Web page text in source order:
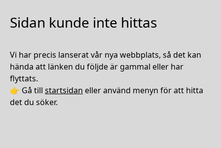
Sidan kunde inte hittas
Vi har precis lanserat vår nya webbplats, så det kan
hända att länken du följde är gammal eller har
flyttats.
👉 Gå till startsidan eller använd menyn för att hitta
det du söker.